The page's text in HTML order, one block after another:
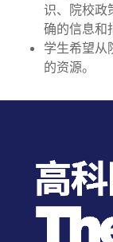
识、院校政
确的信息和
学生希望从
的资源。